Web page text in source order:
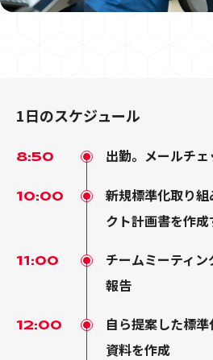
1日のスケジュール
8:50 出勤。メールチェ
10:00
新規標準化取り
クト計画書を作成
11:00
チームミーティ
報告
12:00
自ら提案した標
資料を作成